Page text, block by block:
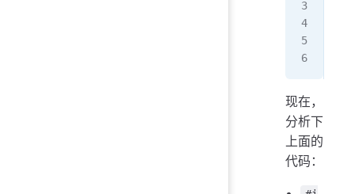
现在，
分析下
上面的
代码：